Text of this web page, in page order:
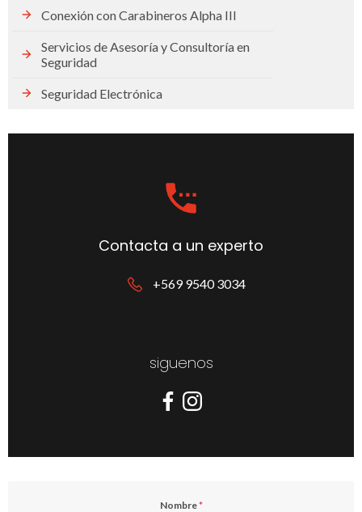
Conexión con Carabineros Alpha III
Servicios de Asesoría y Consultoría en
Seguridad
Seguridad Electrónica
Contacta a un experto
+569 9540 3034
siguenos
Nombre*